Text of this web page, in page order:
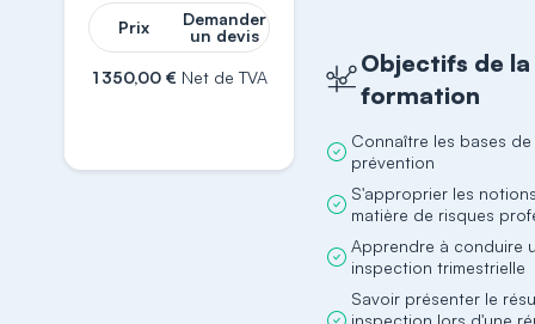
Prix
Demander
un devis
1 350,00 € Net de TVA
Objectifs de la
formation
Connaître les bases de
prévention
S'approprier les
matière de risques
Apprendre à conduire
inspection trimestrielle
Savoir présenter le
inspection lors d'une